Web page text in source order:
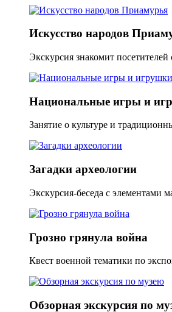
Искусство народов
Экскурсия знакомит
Национальные игры и
Занятие о культуре и
Загадки археологии
Экскурсия-беседа с элементами
Грозно грянула война
Квест военной тематики по
Обзорная экскурсия по